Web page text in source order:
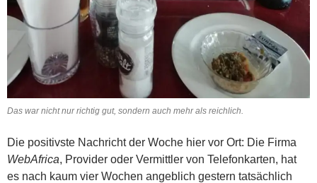
Das war nicht nur richtig gut, sondern auch mehr als reichlich.
Die positivste Nachricht der Woche hier vor Ort: Die Firma
WebAfrica, Provider oder Vermittler von Telefonkarten, hat
es nach kaum vier Wochen angeblich gestern tatsächlich